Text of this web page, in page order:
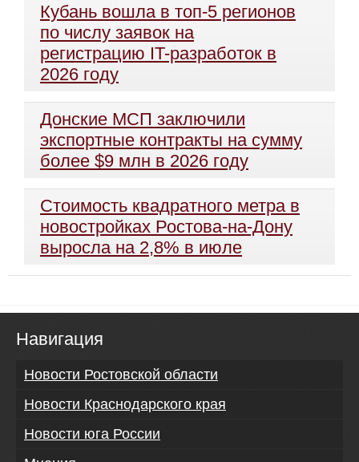
Кубань вошла в топ-5 регионов
по числу заявок на
регистрацию IT-разработок в
2026 году
Донские МСП заключили
экспортные контракты на сумму
более $9 млн в 2026 году
Стоимость квадратного метра в
новостройках Ростова-на-Дону
выросла на 2,8% в июле
Навигация
Новости Ростовской области
Новости Краснодарского края
Новости юга России